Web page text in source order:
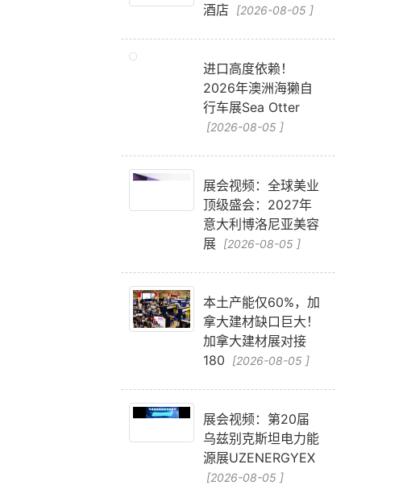
酒店
[2026-08-05 ]
进口高度依赖！
2026年澳洲海獭自
行车展Sea Otter
[2026-08-05 ]
展会视频：全球美业
顶级盛会：2027年
意大利博洛尼亚美容
展 [2026-08-05 ]
本土产能仅60%，加
拿大建材缺口巨大！
加拿大建材展对接
180
[2026-08-05 ]
展会视频：第20届
乌兹别克斯坦电力能
源展UZENERGYEX
[2026-08-05 ]